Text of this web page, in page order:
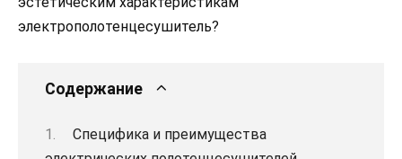
электрополотенцесушитель?
Содержание
Специфика и преимущества